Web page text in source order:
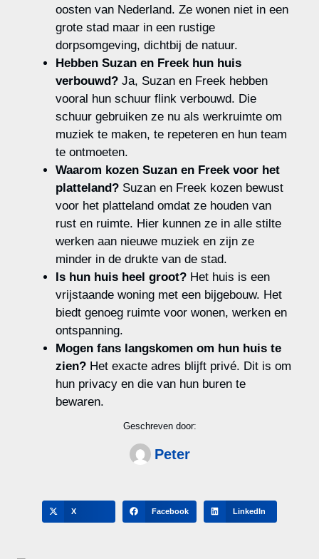
Geschreven door:
Peter
X Facebook LinkedIn
oosten van Nederland. Ze wonen niet in een
grote stad maar in een rustige
dorpsomgeving, dichtbij de natuur.
Hebben Suzan en Freek hun huis
verbouwd?Ja, Suzan en Freek hebben
vooral hun schuur flink verbouwd. Die
schuur gebruiken ze nu als werkruimte om
muziek te maken, te repeteren en hun team
te ontmoeten.
Waarom kozen Suzan en Freek voor het
platteland?Suzan en Freek kozen bewust
voor het platteland omdat ze houden van
rust en ruimte. Hier kunnen ze in alle stilte
werken aan nieuwe muziek en zijn ze
minder in de drukte van de stad.
Is hun huis heel groot?Het huis is een
vrijstaande woning met een bijgebouw. Het
biedt genoeg ruimte voor wonen, werken en
ontspanning.
Mogen fans langskomen om hun huis te
zien?Het exacte adres blijft privé. Dit is om
hun privacy en die van hun buren te
bewaren.